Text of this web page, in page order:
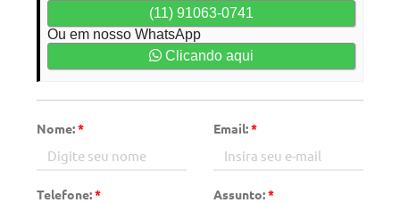
(11) 91063-0741
Ou em nosso WhatsApp
Clicando aqui
Nome:* Email:*
Telefone:* Assunto:*